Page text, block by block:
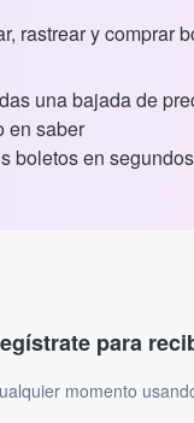
rastrear y comprar
una bajada de
en saber
boletos en segundos
para
momento